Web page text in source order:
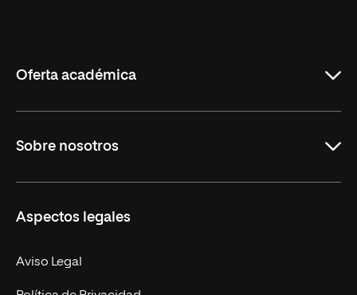
Oferta académica
Másteres Oficiales
Doctorados
Experto Universitario
Postgrados
Sobre nosotros
Facultades
Nuestro Equipo
Trabaja en UNIR
Aspectos legales
Aviso Legal